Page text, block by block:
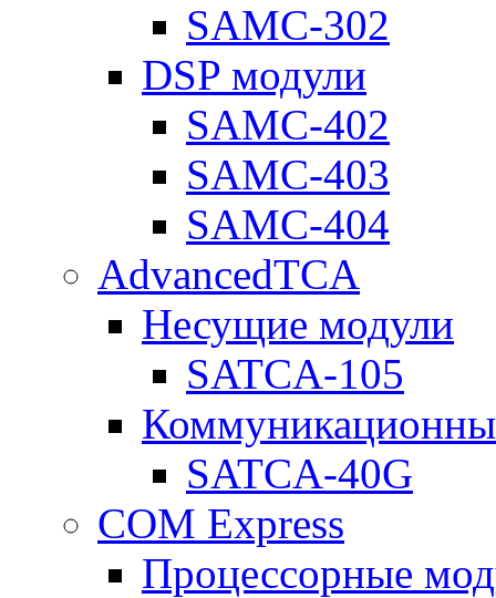
SAMC-302
DSP модули
SAMC-402
SAMC-403
SAMC-404
AdvancedTCA
Несущие модули
SATCA-105
SATCA-40G
COM Express
Процессорные